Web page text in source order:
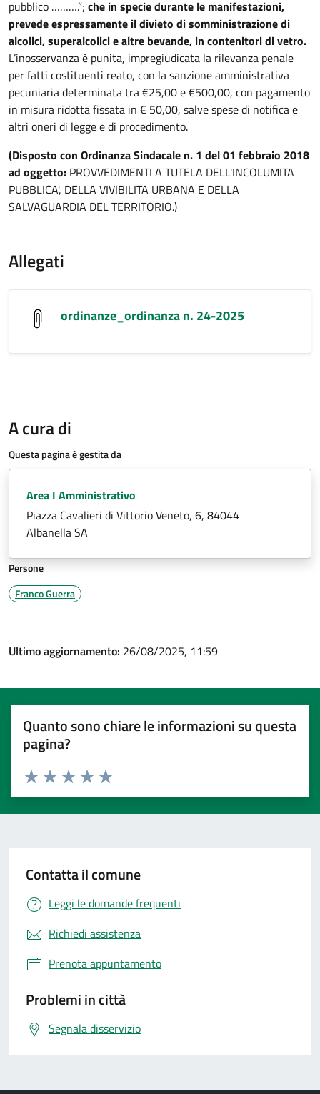
pubblico ……….”; che in specie durante le manifestazioni,
prevede espressamente il divieto di somministrazione di
alcolici, superalcolici e altre bevande, in contenitori di vetro.
L’inosservanza è punita, impregiudicata la rilevanza penale
per fatti costituenti reato, con la sanzione amministrativa
pecuniaria determinata tra €25,00 e €500,00, con pagamento
in misura ridotta fissata in € 50,00, salve spese di notifica e
altri oneri di legge e di procedimento.
(Disposto con Ordinanza Sindacale n. 1 del 01 febbraio 2018
ad oggetto: PROVVEDIMENTI A TUTELA DELL'INCOLUMITA
PUBBLICA', DELLA VIVIBILITA URBANA E DELLA
SALVAGUARDIA DEL TERRITORIO.)
Allegati
ordinanze_ordinanza n. 24-2025
A cura di
Questa pagina è gestita da
Area I Amministrativo
Piazza Cavalieri di Vittorio Veneto, 6, 84044
Albanella SA
Persone
Franco Guerra
Ultimo aggiornamento: 26/08/2025, 11:59
Quanto sono chiare le informazioni su questa
pagina?
Valuta 5 stelle su 5
Valuta 4 stelle su 5
Valuta 3 stelle su 5
Valuta 2 stelle su 5
Valuta 1 stelle su 5
Contatta il comune
Leggi le domande frequenti
Richiedi assistenza
Prenota appuntamento
Problemi in città
Segnala disservizio